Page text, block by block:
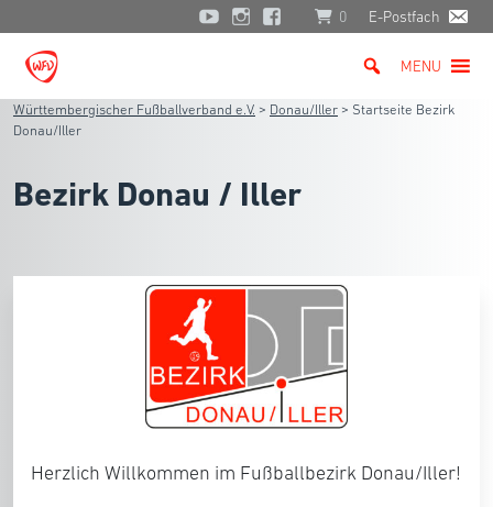
0 E-Postfach
MENU
Württembergischer Fußballverband e.V. > Donau/Iller > Startseite Bezirk
Donau/Iller
Bezirk Donau / Iller
Herzlich Willkommen im Fußballbezirk Donau/Iller!